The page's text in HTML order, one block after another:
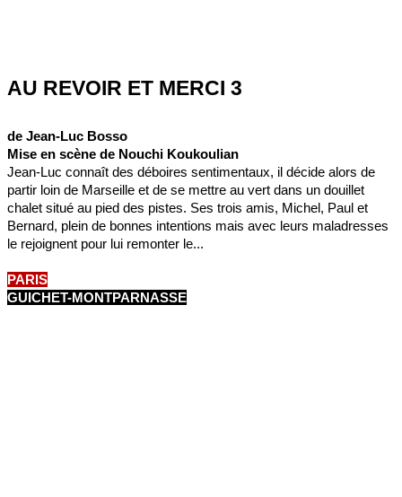
AU REVOIR ET MERCI 3
de Jean-Luc Bosso
Mise en scène de Nouchi Koukoulian
Jean-Luc connaît des déboires sentimentaux, il décide alors de
partir loin de Marseille et de se mettre au vert dans un douillet
chalet situé au pied des pistes. Ses trois amis, Michel, Paul et
Bernard, plein de bonnes intentions mais avec leurs maladresses
le rejoignent pour lui remonter le...
PARIS
GUICHET-MONTPARNASSE